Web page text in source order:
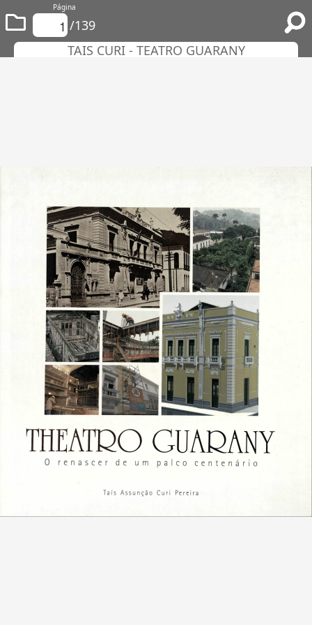
Página
/139
TAIS CURI - TEATRO GUARANY